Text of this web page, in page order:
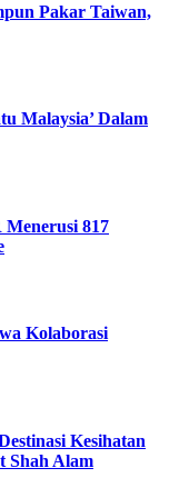
Pakar Taiwan,
Malaysia’ Dalam
817
Kolaborasi
Kesihatan
Shah Alam